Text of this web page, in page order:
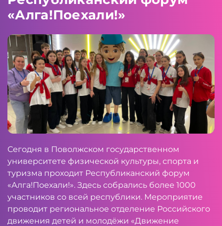
«Алга!Поехали!»
Сегодня в Поволжском государственном
университете физической культуры, спорта и
туризма проходит Республиканский форум
«Алга!Поехали!». Здесь собрались более 1000
участников со всей республики. Мероприятие
проводит региональное отделение Российского
движения детей и молодёжи «Движение